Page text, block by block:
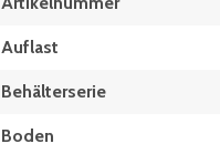
Auflast
Behälterserie
Boden